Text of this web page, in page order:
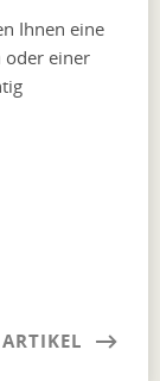
Ihnen eine
oder einer